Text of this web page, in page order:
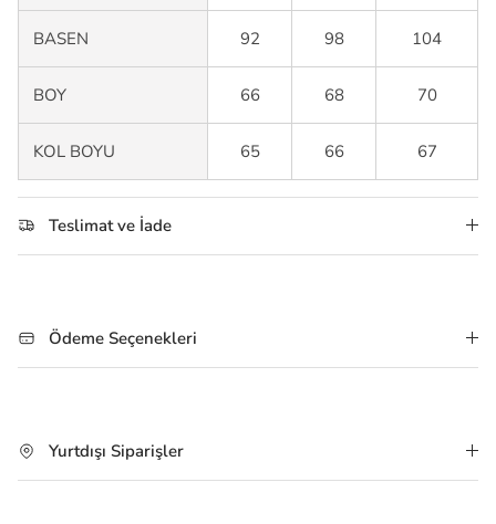
BASEN 92 98 104
BOY 66 68 70
KOL BOYU 65 66 67
Teslimat ve İade
Ödeme Seçenekleri
Yurtdışı Siparişler